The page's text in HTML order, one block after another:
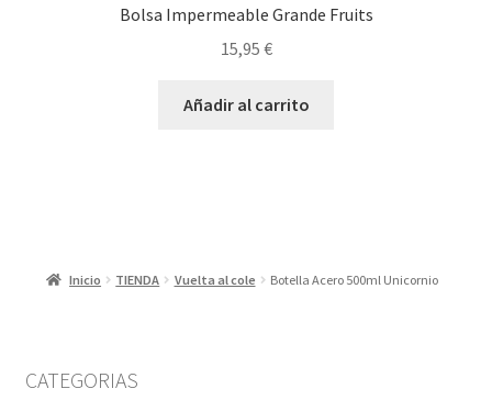
Bolsa Impermeable Grande Fruits
15,95 €
Añadir al carrito
Inicio TIENDA Vuelta al cole Botella Acero 500ml Unicornio
CATEGORIAS